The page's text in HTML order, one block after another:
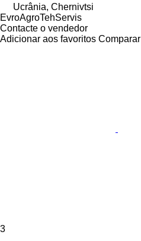
Ucrânia, Chernivtsi
EvroAgroTehServis
Contacte o vendedor
Adicionar aos favoritos Comparar
3